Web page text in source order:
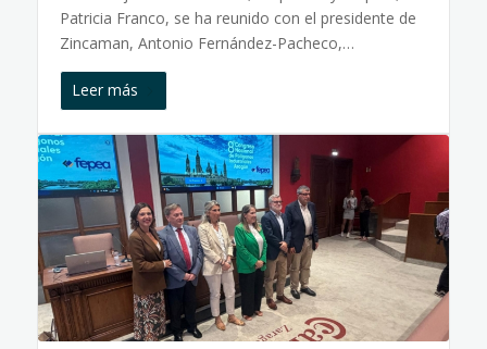
Patricia Franco, se ha reunido con el presidente de
Zincaman, Antonio Fernández-Pacheco,…
Leer más